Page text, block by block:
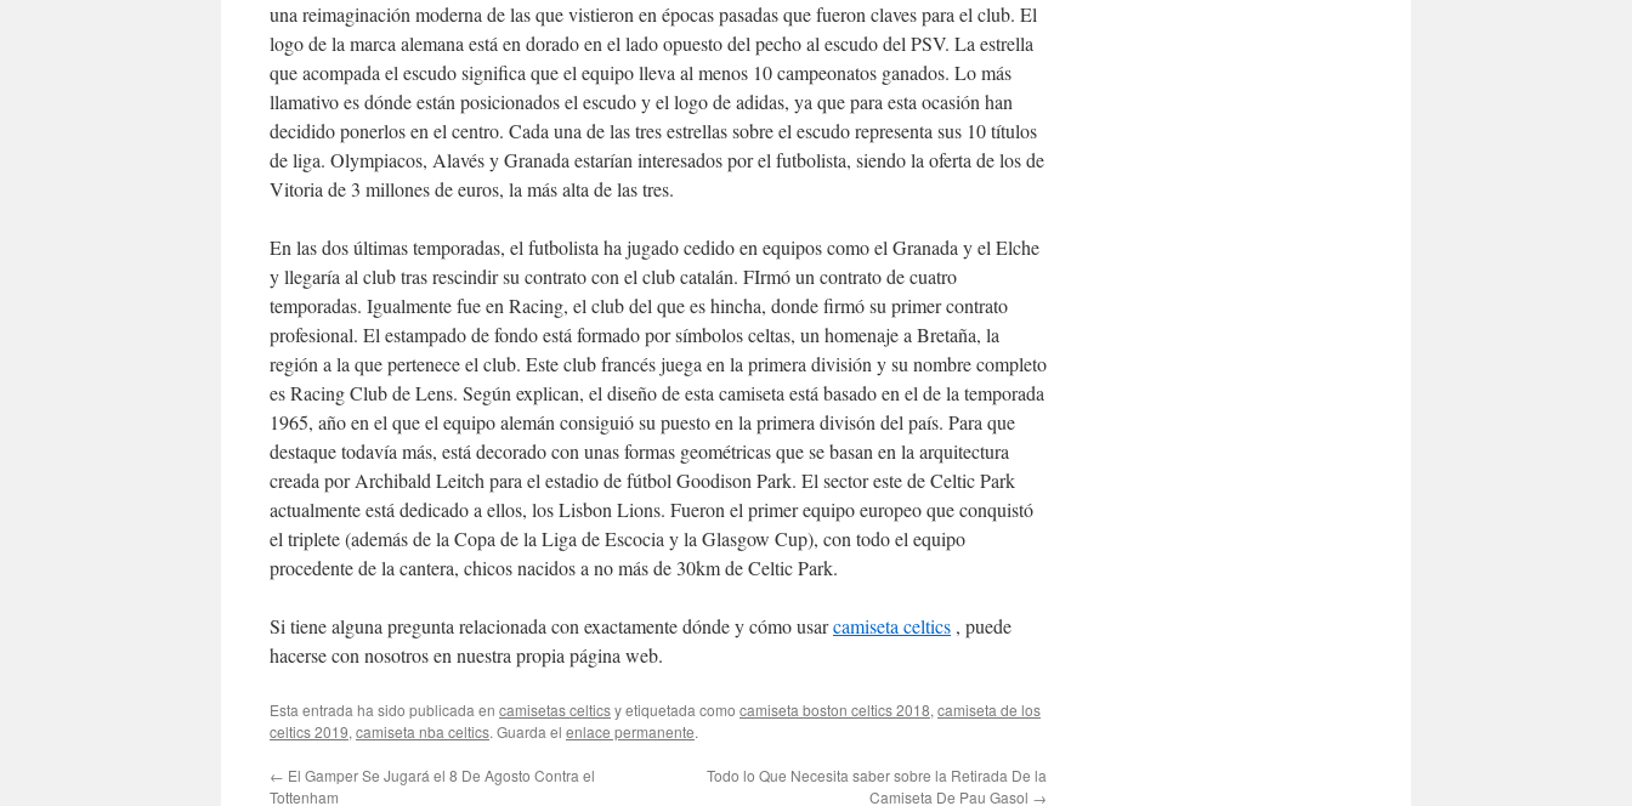
una reimaginación moderna de las que vistieron en épocas pasadas que fueron claves para el club. El
logo de la marca alemana está en dorado en el lado opuesto del pecho al escudo del PSV. La estrella
que acompada el escudo significa que el equipo lleva al menos 10 campeonatos ganados. Lo más
llamativo es dónde están posicionados el escudo y el logo de adidas, ya que para esta ocasión han
decidido ponerlos en el centro. Cada una de las tres estrellas sobre el escudo representa sus 10 títulos
de liga. Olympiacos, Alavés y Granada estarían interesados por el futbolista, siendo la oferta de los de
Vitoria de 3 millones de euros, la más alta de las tres.
En las dos últimas temporadas, el futbolista ha jugado cedido en equipos como el Granada y el Elche
y llegaría al club tras rescindir su contrato con el club catalán. FIrmó un contrato de cuatro
temporadas. Igualmente fue en Racing, el club del que es hincha, donde firmó su primer contrato
profesional. El estampado de fondo está formado por símbolos celtas, un homenaje a Bretaña, la
región a la que pertenece el club. Este club francés juega en la primera división y su nombre completo
es Racing Club de Lens. Según explican, el diseño de esta camiseta está basado en el de la temporada
1965, año en el que el equipo alemán consiguió su puesto en la primera divisón del país. Para que
destaque todavía más, está decorado con unas formas geométricas que se basan en la arquitectura
creada por Archibald Leitch para el estadio de fútbol Goodison Park. El sector este de Celtic Park
actualmente está dedicado a ellos, los Lisbon Lions. Fueron el primer equipo europeo que conquistó
el triplete (además de la Copa de la Liga de Escocia y la Glasgow Cup), con todo el equipo
procedente de la cantera, chicos nacidos a no más de 30km de Celtic Park.
Si tiene alguna pregunta relacionada con exactamente dónde y cómo usarcamiseta celtics , puede
hacerse con nosotros en nuestra propia página web.
Esta entrada ha sido publicada en camisetas celticsy etiquetada como camiseta boston celtics 2018, camiseta de los
celtics 2019, camiseta nba celtics. Guarda el enlace permanente.
← El Gamper Se Jugará el 8 De Agosto Contra el
Tottenham
Todo lo Que Necesita saber sobre la Retirada De la
Camiseta De Pau Gasol →